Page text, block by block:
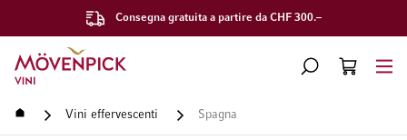
Consegna gratuita a partire da CHF 300.–
Vai alla Home Page
CERCA
CART
Home Vini effervescenti Spagna